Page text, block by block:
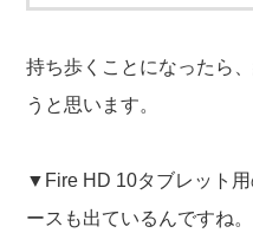
持ち歩くことになったら
うと思います。
▼Fire HD 10タブレット
ースも出ているんですね